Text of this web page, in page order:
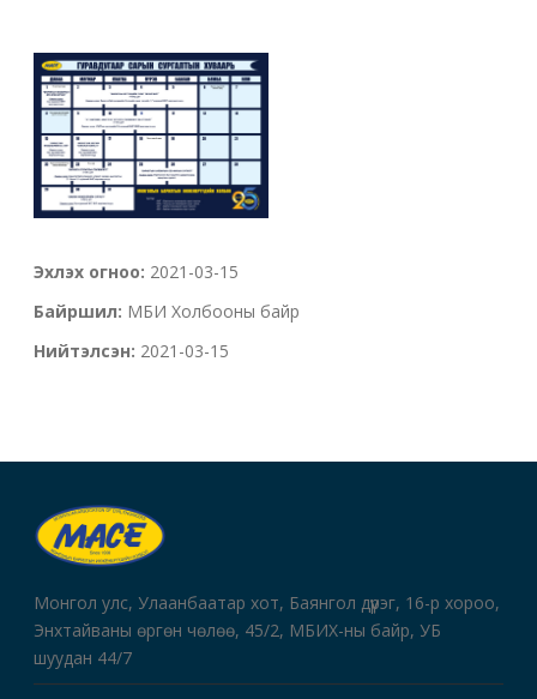
Эхлэх огноо: 2021-03-15
Байршил: МБИ Холбооны байр
Нийтэлсэн: 2021-03-15
Монгол улс, Улаанбаатар хот, Баянгол дүүрэг, 16-р хороо,
Энхтайваны өргөн чөлөө, 45/2, МБИХ-ны байр, УБ
шуудан 44/7